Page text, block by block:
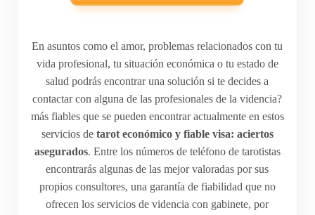
En asuntos como el amor, problemas relacionados con tu
vida profesional, tu situación económica o tu estado de
salud podrás encontrar una solución si te decides a
contactar con alguna de las profesionales de la videncia?
más fiables que se pueden encontrar actualmente en estos
servicios de tarot económico y fiable visa: aciertos
asegurados. Entre los números de teléfono de tarotistas
encontrarás algunas de las mejor valoradas por sus
propios consultores, una garantía de fiabilidad que no
ofrecen los servicios de videncia con gabinete, por